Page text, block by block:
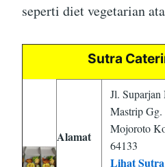
seperti diet vegetarian
Sutra
Alamat
Jl.
Mastrip
Mojoroto
64133
Lihat